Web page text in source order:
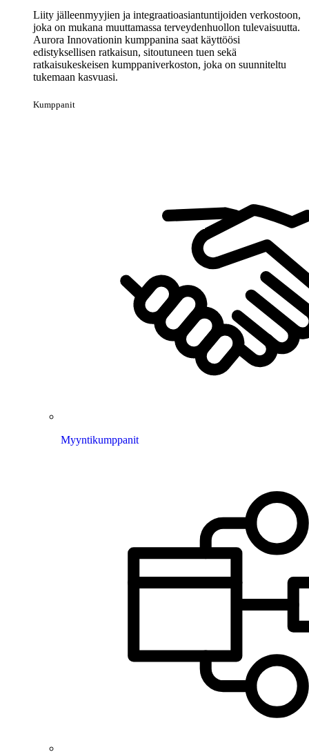
Liity jälleenmyyjien ja integraatioasiantuntijoiden verkostoon,
joka on mukana muuttamassa terveydenhuollon tulevaisuutta.
Aurora Innovationin kumppanina saat käyttöösi
edistyksellisen ratkaisun, sitoutuneen tuen sekä
ratkaisukeskeisen kumppaniverkoston, joka on suunniteltu
tukemaan kasvuasi.
Kumppanit
Myyntikumppanit